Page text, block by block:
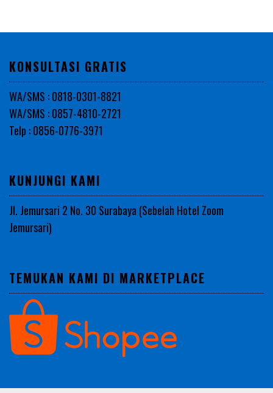
KONSULTASI GRATIS
WA/SMS : 0818-0301-8821
WA/SMS : 0857-4810-2721
Telp : 0856-0776-3971
KUNJUNGI KAMI
Jl. Jemursari 2 No. 30 Surabaya (Sebelah Hotel Zoom
Jemursari)
TEMUKAN KAMI DI MARKETPLACE